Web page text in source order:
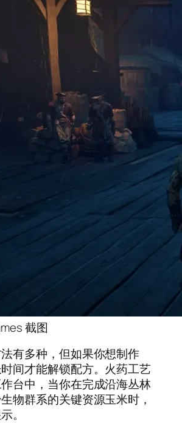
截图
有多种，但如果你想制作
间才能解锁配方。火药工艺
台中，当你在完成沿海丛林
物群系的关键资源玉米时，
。